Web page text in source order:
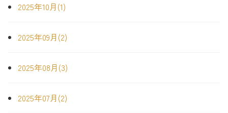
2025年10月(1)
2025年09月(2)
2025年08月(3)
2025年07月(2)